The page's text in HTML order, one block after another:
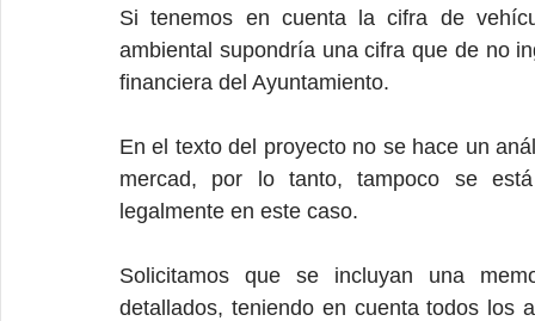
Si tenemos en cuenta la cifra de
ambiental supondría una cifra que de no
financiera del Ayuntamiento.
En el texto del proyecto no se hace un
mercad, por lo tanto, tampoco se
legalmente en este caso.
Solicitamos que se incluyan una
detallados, teniendo en cuenta todos los